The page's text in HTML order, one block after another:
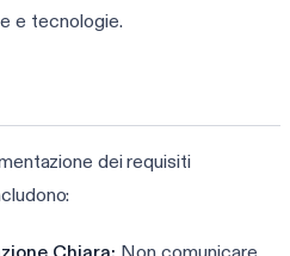
e tecnologie.
dei requisiti